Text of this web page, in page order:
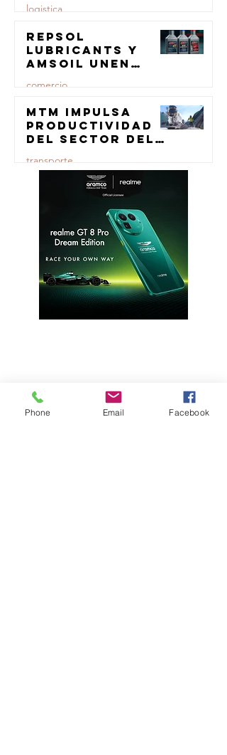
logistica
23 jul
Repsol
Lubricants y
AMSOIL unen
lubricación
comercio
23 jul
MTM impulsa
productividad
del sector del
manufactura
certificada
transporte
Phone Email Facebook